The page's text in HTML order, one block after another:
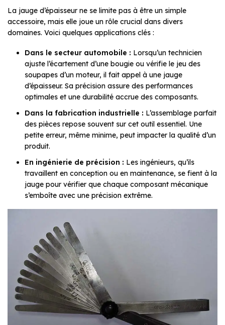
La jauge d’épaisseur ne se limite pas à être un simple
accessoire, mais elle joue un rôle crucial dans divers
domaines. Voici quelques applications clés :
Dans le secteur automobile : Lorsqu’un technicien
ajuste l’écartement d’une bougie ou vérifie le jeu des
soupapes d’un moteur, il fait appel à une jauge
d’épaisseur. Sa précision assure des performances
optimales et une durabilité accrue des composants.
Dans la fabrication industrielle : L’assemblage parfait
des pièces repose souvent sur cet outil essentiel. Une
petite erreur, même minime, peut impacter la qualité d’un
produit.
En ingénierie de précision : Les ingénieurs, qu’ils
travaillent en conception ou en maintenance, se fient à la
jauge pour vérifier que chaque composant mécanique
s’emboîte avec une précision extrême.